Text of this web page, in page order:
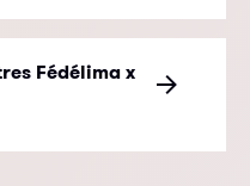
Fédélima x